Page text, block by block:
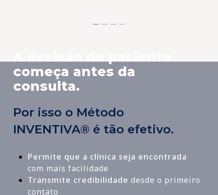
começa antes da
consulta.
Por isso o Método
INVENTIVA® é tão efetivo.
Permite que a clínica seja encontrada
com mais facilidade
Transmite credibilidade desde o primeiro
contato